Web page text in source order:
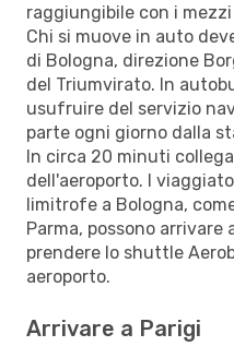
raggiungibile con i
Chi si muove in auto
di Bologna, direzione
del Triumvirato. In
usufruire del servizio
parte ogni giorno dalla
In circa 20 minuti
dell'aeroporto. I
limitrofe a Bologna,
Parma, possono arrivare
prendere lo shuttle
aeroporto.
Arrivare a Parigi